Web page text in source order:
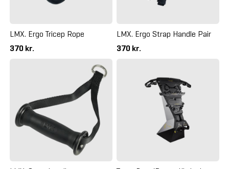
LMX. Ergo Tricep Rope
370 kr.
LMX. Ergo Strap Handle Pair
370 kr.